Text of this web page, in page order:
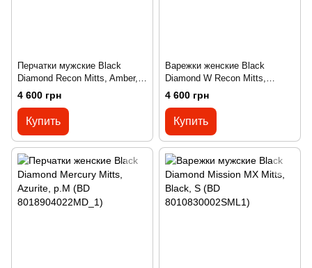
Перчатки мужские Black
Diamond Recon Mitts, Amber,
р.XL (BD 8016452007XL_1)
4 600 грн
Купить
Варежки женские Black
Diamond W Recon Mitts,
Bordeaux, р. L (BD
801646.6018-L)
4 600 грн
Купить